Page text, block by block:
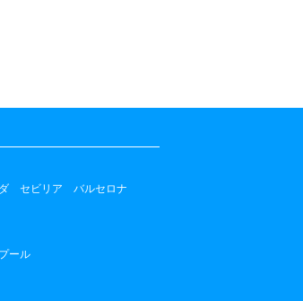
セビリア
バルセロナ
ール